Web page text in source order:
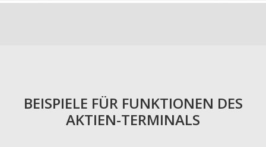
BEISPIELE FÜR FUNKTIONEN DES
AKTIEN-TERMINALS